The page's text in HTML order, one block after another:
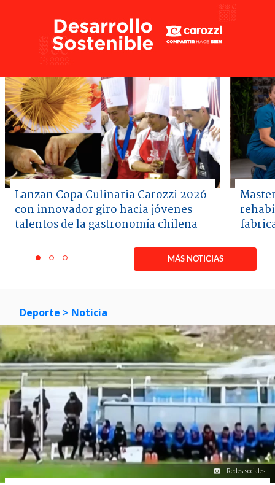
Lanzan Copa Culinaria Carozzi 2026
con innovador giro hacia jóvenes
talentos de la gastronomía chilena
itemitemitem
MÁS NOTICIAS
Deporte > Noticia
Redes sociales